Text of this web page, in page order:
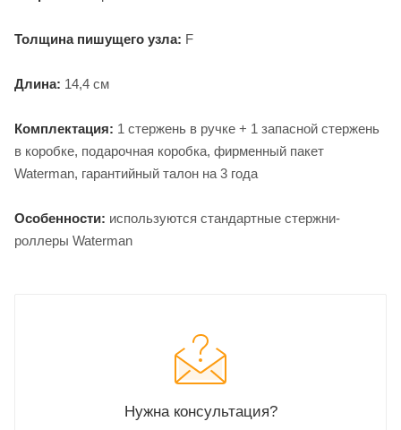
Толщина пишущего узла: F
Длина: 14,4 см
Комплектация: 1 стержень в ручке + 1 запасной стержень
в коробке, подарочная коробка, фирменный пакет
Waterman, гарантийный талон на 3 года
Особенности: используются стандартные стержни-
роллеры Waterman
Нужна консультация?